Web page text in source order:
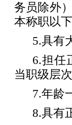
务员除外
本称职以下
5.具有
6.担任
当职级层
7.年龄
8.具有